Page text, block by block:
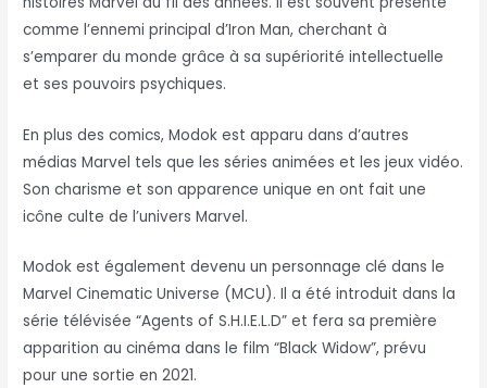
comme l’ennemi principal d’Iron Man, cherchant à
s’emparer du monde grâce à sa supériorité intellectuelle
et ses pouvoirs psychiques.
En plus des comics, Modok est apparu dans d’autres
médias Marvel tels que les séries animées et les jeux vidéo.
Son charisme et son apparence unique en ont fait une
icône culte de l’univers Marvel.
Modok est également devenu un personnage clé dans le
Marvel Cinematic Universe (MCU). Il a été introduit dans la
série télévisée “Agents of S.H.I.E.L.D” et fera sa première
apparition au cinéma dans le film “Black Widow”, prévu
pour une sortie en 2021.